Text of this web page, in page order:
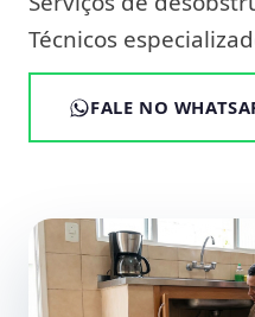
Técnicos
FALE NO